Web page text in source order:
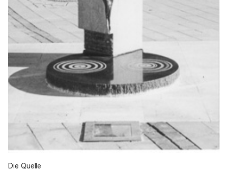
Die Quelle